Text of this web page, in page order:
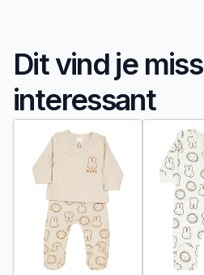
Dit vind je
interessant